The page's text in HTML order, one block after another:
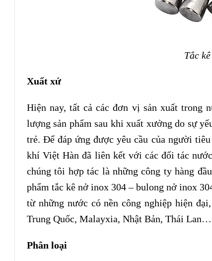
Tắc
Xuất xứ
Hiện nay, tất cả các đơn vị sản xuất trong
lượng sản phẩm sau khi xuất xưởng do sự
trẻ. Để đáp ứng được yêu cầu của người
khí Việt Hàn đã liên kết với các đối tác
chúng tôi hợp tác là những công ty hàng
phẩm tắc kê nở inox 304 – bulong nở inox
từ những nước có nền công nghiệp hiện
Trung Quốc, Malayxia, Nhật Bản, Thái
Phân loại